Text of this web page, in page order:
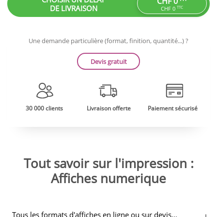
CHF 0 TTC
DE LIVRAISON
Une demande particulière (format, finition, quantité...) ?
Devis gratuit
30 000 clients Livraison offerte Paiement sécurisé
Tout savoir sur l'impression :
Affiches numerique
Tous les formats d'affiches en ligne ou sur devis...